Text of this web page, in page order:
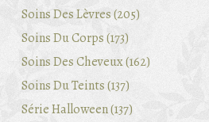
Soins Des Lèvres (205)
Soins Du Corps (173)
Soins Des Cheveux (162)
Soins Du Teints (137)
Série Halloween (137)